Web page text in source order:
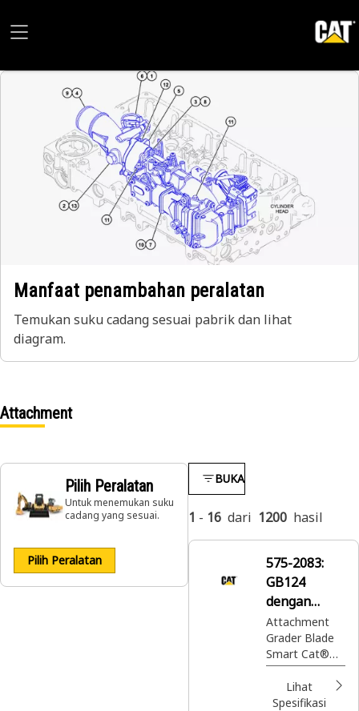
Manfaat penambahan peralatan
Temukan suku cadang sesuai pabrik dan lihat
diagram.
Attachment
Pilih Peralatan
Untuk menemukan suku
cadang yang sesuai.
Pilih Peralatan
BUKA
1 - 16 dari 1200 hasil
575-2083:
GB124
dengan
Wing, Pintar
Attachment
Grader Blade
Smart Cat®
berfungsi
untuk
memotong,
Lihat
Spesifikasi